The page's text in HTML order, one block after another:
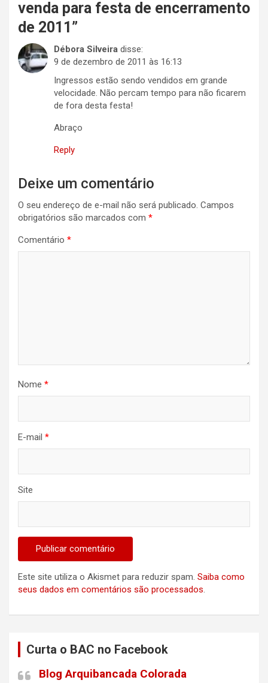
venda para festa de encerramento
de 2011 ”
Débora Silveira disse:
9 de dezembro de 2011 às 16:13
Ingressos estão sendo vendidos em grande
velocidade. Não percam tempo para não ficarem
de fora desta festa!
Abraço
Reply
Deixe um comentário
O seu endereço de e-mail não será publicado. Campos
obrigatórios são marcados com *
Comentário *
Nome *
E-mail *
Site
Este site utiliza o Akismet para reduzir spam. Saiba como
seus dados em comentários são processados.
Curta o BAC no Facebook
Blog Arquibancada Colorada